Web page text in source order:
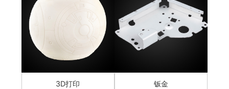
3D打印 钣金